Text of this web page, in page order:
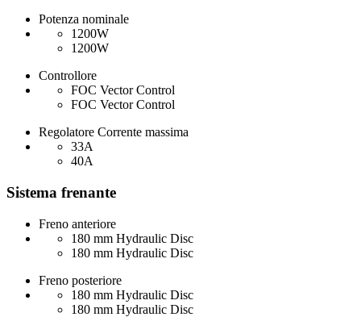
Potenza nominale
1200W
1200W
Controllore
FOC Vector Control
FOC Vector Control
Regolatore Corrente massima
33A
40A
Sistema frenante
Freno anteriore
180 mm Hydraulic Disc
180 mm Hydraulic Disc
Freno posteriore
180 mm Hydraulic Disc
180 mm Hydraulic Disc